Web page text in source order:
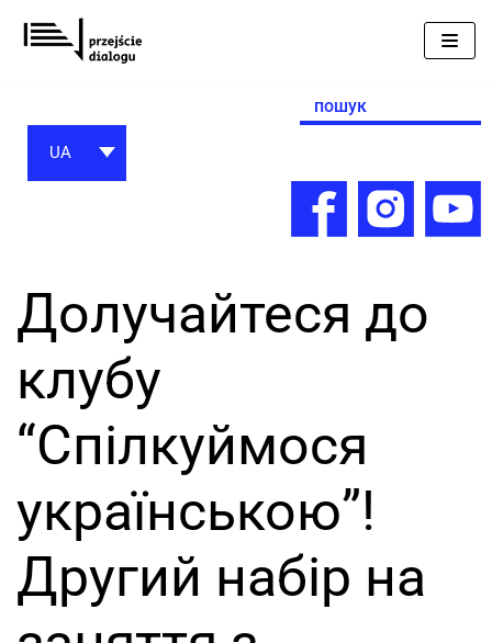
Перейти
до
Search
for:
UA
Долучайтеся до
клубу
“Спілкуймося
українською”!
Другий набір на